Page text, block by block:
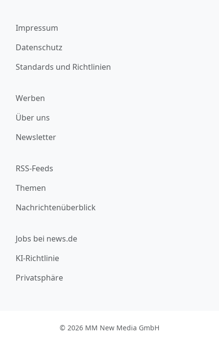
Impressum
Datenschutz
Standards und Richtlinien
Werben
Über uns
Newsletter
RSS-Feeds
Themen
Nachrichtenüberblick
Jobs bei news.de
KI-Richtlinie
Privatsphäre
© 2026 MM New Media GmbH